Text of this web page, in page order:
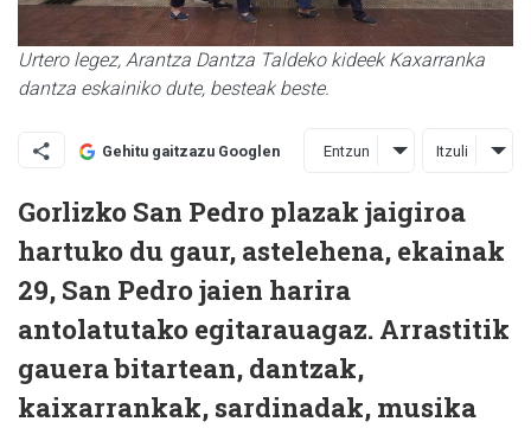
Urtero legez, Arantza Dantza Taldeko kideek Kaxarranka
dantza eskainiko dute, besteak beste.
Gehitu gaitzazu Googlen Entzun Itzuli
Gorlizko San Pedro plazak jaigiroa
hartuko du gaur, astelehena, ekainak
29, San Pedro jaien harira
antolatutako egitarauagaz. Arrastitik
gauera bitartean, dantzak,
kaixarrankak, sardinadak, musika